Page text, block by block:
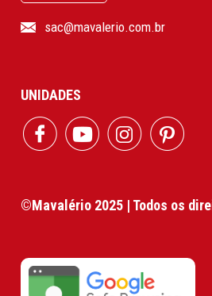
sac@mavalerio.com.br
UNIDADES
©Mavalério 2025 | Todos os